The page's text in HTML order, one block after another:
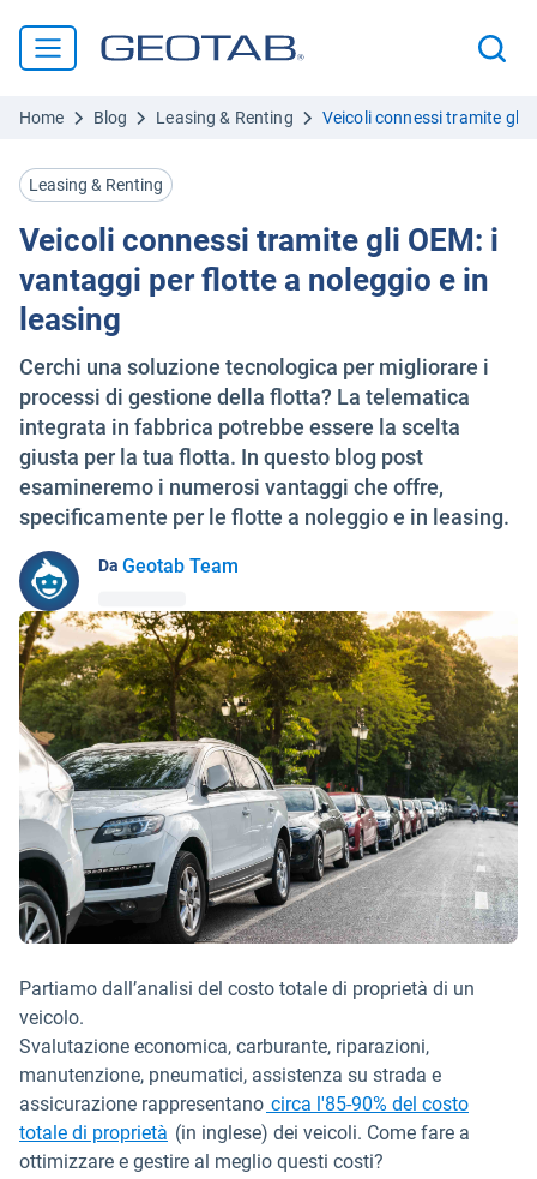
Home Blog Leasing & Renting Veicoli connessi tramite gli
Leasing & Renting
Veicoli connessi tramite gli OEM: i
vantaggi per flotte a noleggio e in
leasing
Cerchi una soluzione tecnologica per migliorare i
processi di gestione della flotta? La telematica
integrata in fabbrica potrebbe essere la scelta
giusta per la tua flotta. In questo blog post
esamineremo i numerosi vantaggi che offre,
specificamente per le flotte a noleggio e in leasing.
Da Geotab Team
Partiamo dall’analisi del costo totale di proprietà di un
veicolo.
Svalutazione economica, carburante, riparazioni,
manutenzione, pneumatici, assistenza su strada e
assicurazione rappresentano circa l'85-90% del costo
totale di proprietà Apri in una nuova finestra
(in inglese) dei veicoli. Come fare a
ottimizzare e gestire al meglio questi costi?